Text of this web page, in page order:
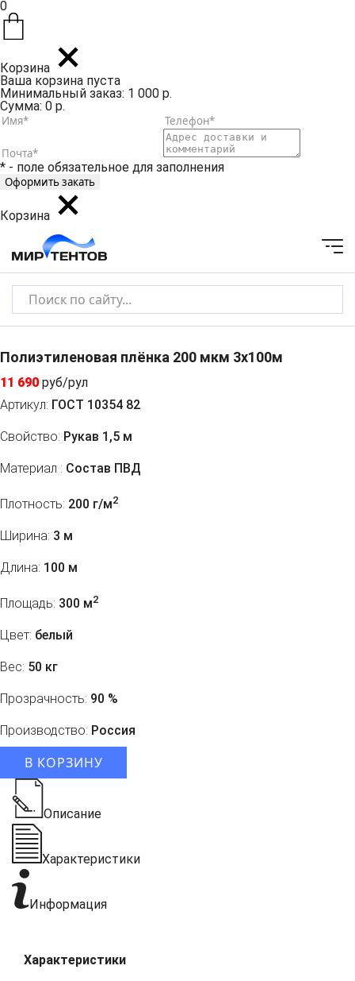
0
Корзина
Ваша корзина пуста
Минимальный заказ: 1 000 р.
Сумма: 0 р.
* - поле обязательное для заполнения
Корзина
Полиэтиленовая плёнка 200 мкм 3x100м
11 690 руб/рул
Артикул: ГОСТ 10354 82
Свойство: Рукав 1,5 м
Материал : Состав ПВД
Плотность: 200 г/м2
Ширина: 3 м
Длина: 100 м
Площадь: 300 м2
Цвет: белый
Вес: 50 кг
Прозрачность: 90 %
Производство: Россия
В КОРЗИНУ
Описание
Характеристики
Информация
Характеристики